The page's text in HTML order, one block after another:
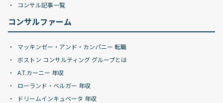
コンサル記事一覧
コンサルファーム
マッキンゼー・アンド・カンパニー 転職
ボストン コンサルティング グループとは
A.T.カーニー 年収
ローランド・ベルガー 年収
ドリームインキュベータ 年収